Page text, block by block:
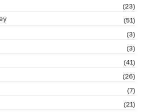
(23)
(51)
(3)
(3)
(41)
(26)
(7)
(21)